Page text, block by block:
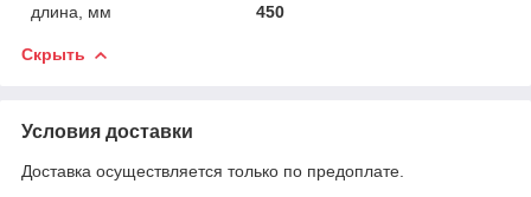
длина, мм
450
Скрыть
Условия доставки
Доставка осуществляется только по предоплате.